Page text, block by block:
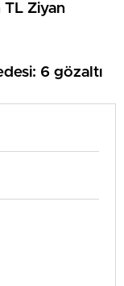
TL Ziyan
6 gözaltı